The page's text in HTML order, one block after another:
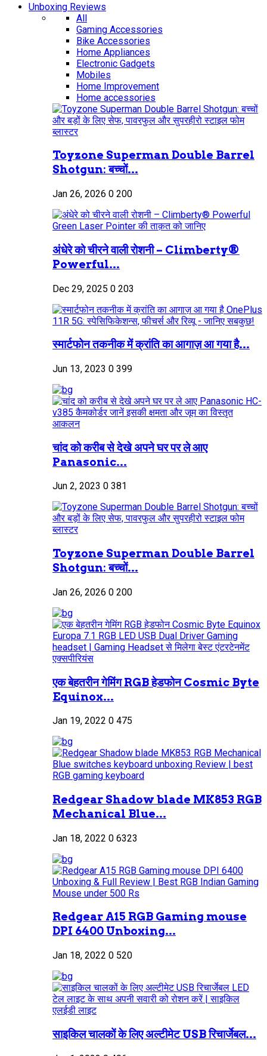
Unboxing Reviews
All
Gaming Accessories
Bike Accessories
Home Appliances
Electronic Gadgets
Mobiles
Home Improvement
Home accessories
Toyzone Superman Double Barrel
Shotgun: बच्चों...
Jan 26, 2026 0 200
अंधेरे को चीरने वाली रोशनी – Climberty®
Powerful...
Dec 29, 2025 0 203
स्मार्टफोन तकनीक में क्रांति का आगाज़ आ गया है...
Jun 13, 2023 0 399
चांद को करीब से देखे अपने घर पर ले आए
Panasonic...
Jun 2, 2023 0 381
Toyzone Superman Double Barrel
Shotgun: बच्चों...
Jan 26, 2026 0 200
एक बेहतरीन गेमिंग RGB हेडफोन Cosmic Byte
Equinox...
Jan 19, 2022 0 475
Redgear Shadow blade MK853 RGB
Mechanical Blue...
Jan 18, 2022 0 6323
Redgear A15 RGB Gaming mouse
DPI 6400 Unboxing...
Jan 18, 2022 0 520
साइकिल चालकों के लिए अल्टीमेट USB रिचार्जेबल...